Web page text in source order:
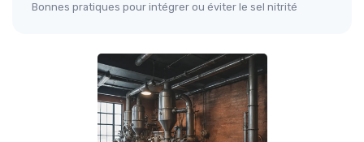
Bonnes pratiques pour intégrer ou éviter le sel nitrité